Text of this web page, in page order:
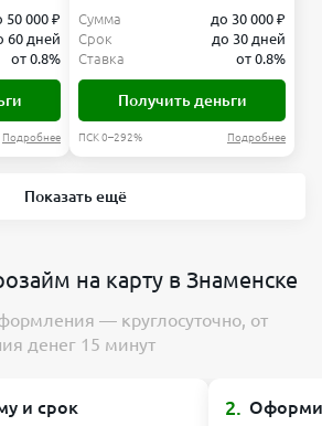
50 000 ₽
60 дней
от 0.8%
Подробнее
Сумма
до 30 000 ₽
Срок
до 30 дней
Ставка
от 0.8%
Получить деньги
ПСК 0–292% Подробнее
Показать ещё
на карту в Знаменске
— круглосуточно, от
денег 15 минут
и срок 2.